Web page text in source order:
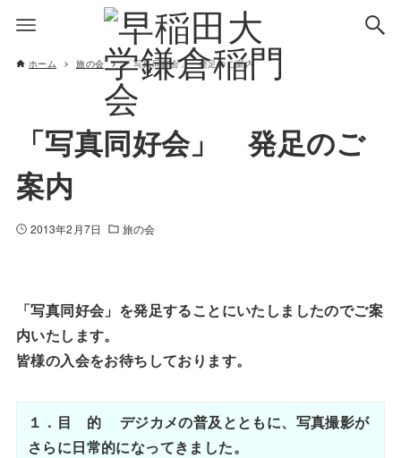
ホーム 旅の会 「写真同好会」 発足のご案内
「写真同好会」 発足のご
案内
2013年2月7日 旅の会
「写真同好会」を発足することにいたしましたのでご案
内いたします。
皆様の入会をお待ちしております。
１．目 的 デジカメの普及とともに、写真撮影が
さらに日常的になってきました。